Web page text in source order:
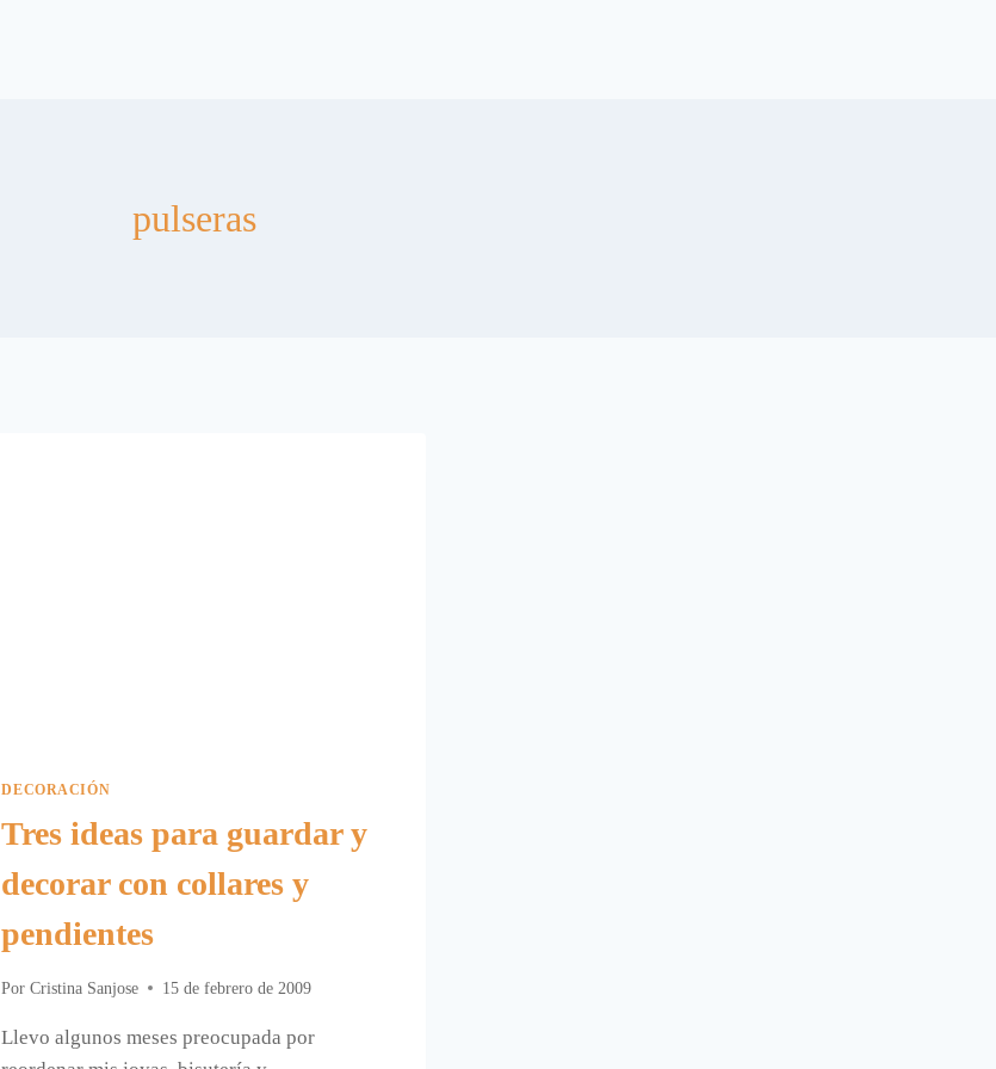
pulseras
DECORACIÓN
Tres ideas para guardar y
decorar con collares y
pendientes
Por Cristina Sanjose 15 de febrero de 2009
Llevo algunos meses preocupada por